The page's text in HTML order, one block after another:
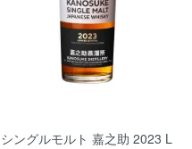
シングルモルト 嘉之助 2023 L